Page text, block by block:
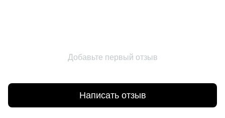
Добавьте первый отзыв
Написать отзыв